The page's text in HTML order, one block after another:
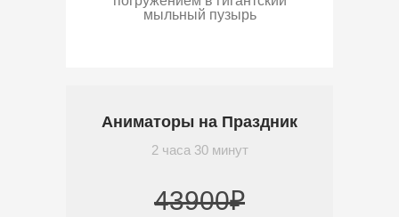
мыльный пузырь
Аниматоры на Праздник
2 часа 30 минут
43900₽